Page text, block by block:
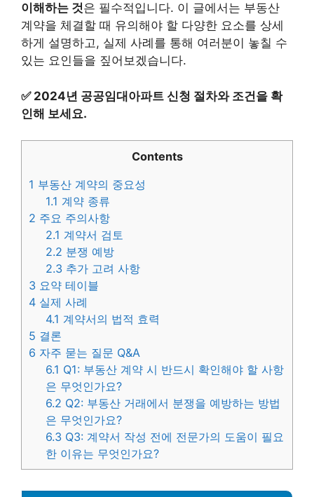
이해하는 것은 필수적입니다. 이 글에서는 부동산
계약을 체결할 때 유의해야 할 다양한 요소를 상세
하게 설명하고, 실제 사례를 통해 여러분이 놓칠 수
있는 요인들을 짚어보겠습니다.
✅ 2024년 공공임대아파트 신청 절차와 조건을 확
인해 보세요.
Contents
1 부동산 계약의 중요성
1.1 계약 종류
2 주요 주의사항
2.1 계약서 검토
2.2 분쟁 예방
2.3 추가 고려 사항
3 요약 테이블
4 실제 사례
4.1 계약서의 법적 효력
5 결론
6 자주 묻는 질문 Q&A
6.1 Q1: 부동산 계약 시 반드시 확인해야 할 사항
은 무엇인가요?
6.2 Q2: 부동산 거래에서 분쟁을 예방하는 방법
은 무엇인가요?
6.3 Q3: 계약서 작성 전에 전문가의 도움이 필요
한 이유는 무엇인가요?